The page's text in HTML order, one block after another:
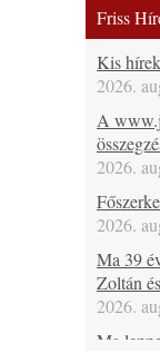
Friss
Kis
2026.
A
2026.
2026.
Ma 39
Zoltán
2026.
Ma